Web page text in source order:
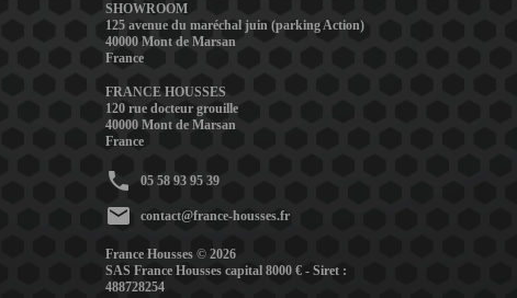
SHOWROOM
125 avenue du maréchal juin (parking Action)
40000 Mont de Marsan
France
FRANCE HOUSSES
120 rue docteur grouille
40000 Mont de Marsan
France
phone 05 58 93 95 39
mail contact@france-housses.fr
France Housses © 2026
SAS France Housses capital 8000 € - Siret :
488728254